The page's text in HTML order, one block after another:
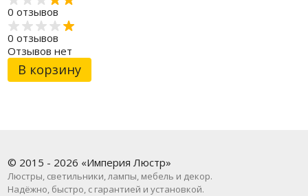
0 отзывов
0 отзывов
Отзывов нет
В корзину
© 2015 - 2026 «Империя Люстр»
Люстры, светильники, лампы, мебель и декор.
Надёжно, быстро, с гарантией и установкой.